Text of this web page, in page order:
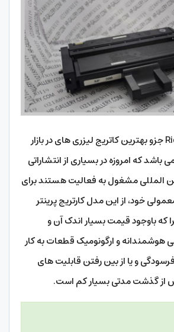
کارتریج Ricoh SP200 جزو بهترین کاتریج لیزری های در بازار
در سال 1400 می باشد که امروزه در بسیاری از انتشاراتی
المللی مشغول به فعالیت هستند برای
خود، از این مدل کارتریج پرینتر
که باوجود قیمت بسیار اندک آن و
هوشمندانه و ارگونومیک قطعات به کار
و یا از بین رفتن قابلیت های
از گذشت مدتی بسیار کم است.
قوت: